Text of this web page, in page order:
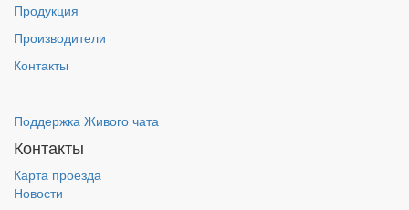
Продукция
Производители
Контакты
Поддержка Живого чата
Контакты
Карта проезда
Новости